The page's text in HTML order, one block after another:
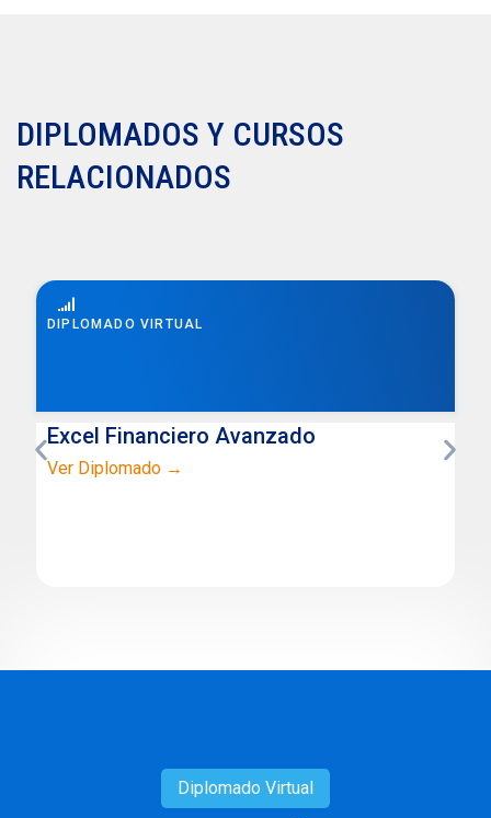
DIPLOMADOS Y CURSOS
RELACIONADOS
DIPLOMADO VIRTUAL
Excel Financiero Avanzado
Ver Diplomado →
Diplomado Virtual